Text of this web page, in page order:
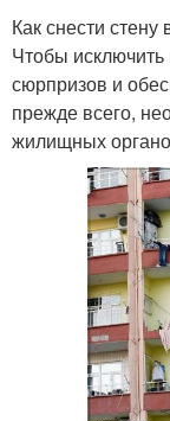
Как снести
Чтобы
сюрпризов и
прежде всего,
жилищных